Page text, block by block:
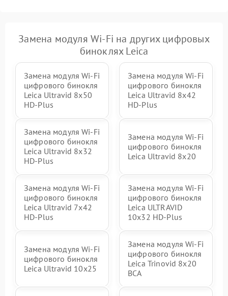
Замена модуля Wi-Fi на других цифровых
биноклях Leica
Замена модуля Wi-Fi
цифрового бинокля
Leica Ultravid 8x50
HD-Plus
Замена модуля Wi-Fi
цифрового бинокля
Leica Ultravid 8x42
HD-Plus
Замена модуля Wi-Fi
цифрового бинокля
Leica Ultravid 8x32
HD-Plus
Замена модуля Wi-Fi
цифрового бинокля
Leica Ultravid 8x20
Замена модуля Wi-Fi
цифрового бинокля
Leica Ultravid 7x42
HD-Plus
Замена модуля Wi-Fi
цифрового бинокля
Leica ULTRAVID
10x32 HD-Plus
Замена модуля Wi-Fi
цифрового бинокля
Leica Ultravid 10x25
Замена модуля Wi-Fi
цифрового бинокля
Leica Trinovid 8x20
BCA